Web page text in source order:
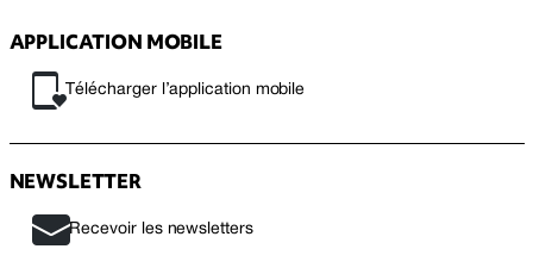
APPLICATION MOBILE
Télécharger l’application mobile
NEWSLETTER
Recevoir les newsletters